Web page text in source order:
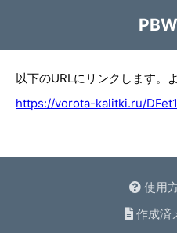
以下のURLにリンクします。
https://vorota-kalitki.ru/
使用
作成済